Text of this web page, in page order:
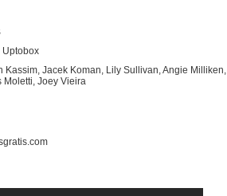
Uptobox
Jacek Koman, Lily Sullivan, Angie Milliken,
Moletti, Joey Vieira